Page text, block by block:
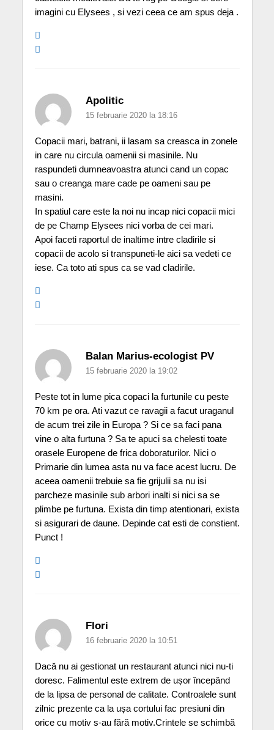
imagini cu Elysees , si vezi ceea ce am spus deja .
Apolitic
15 februarie 2020 la 18:16
Copacii mari, batrani, ii lasam sa creasca in zonele
in care nu circula oamenii si masinile. Nu
raspundeti dumneavoastra atunci cand un copac
sau o creanga mare cade pe oameni sau pe
masini.
In spatiul care este la noi nu incap nici copacii mici
de pe Champ Elysees nici vorba de cei mari.
Apoi faceti raportul de inaltime intre cladirile si
copacii de acolo si transpuneti-le aici sa vedeti ce
iese. Ca toto ati spus ca se vad cladirile.
Balan Marius-ecologist PV
15 februarie 2020 la 19:02
Peste tot in lume pica copaci la furtunile cu peste
70 km pe ora. Ati vazut ce ravagii a facut uraganul
de acum trei zile in Europa ? Si ce sa faci pana
vine o alta furtuna ? Sa te apuci sa chelesti toate
orasele Europene de frica doboraturilor. Nici o
Primarie din lumea asta nu va face acest lucru. De
aceea oamenii trebuie sa fie grijulii sa nu isi
parcheze masinile sub arbori inalti si nici sa se
plimbe pe furtuna. Exista din timp atentionari, exista
si asigurari de daune. Depinde cat esti de constient.
Punct !
Flori
16 februarie 2020 la 10:51
Dacă nu ai gestionat un restaurant atunci nici nu-ti
doresc. Falimentul este extrem de ușor începând
de la lipsa de personal de calitate. Controalele sunt
zilnic prezente ca la ușa cortului fac presiuni din
orice cu motiv s-au fără motiv.Crintele se schimbă